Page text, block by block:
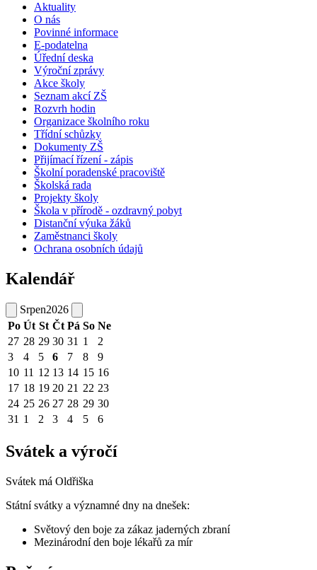
Aktuality
O nás
Povinné informace
E-podatelna
Úřední deska
Výroční zprávy
Akce školy
Seznam akcí ZŠ
Rozvrh hodin
Organizace školního roku
Třídní schůzky
Dokumenty ZŠ
Přijímací řízení - zápis
Školní poradenské pracoviště
Školská rada
Projekty školy
Škola v přírodě - ozdravný pobyt
Distanční výuka žáků
Zaměstnanci školy
Ochrana osobních údajů
Kalendář
Srpen2026
Po Út St Čt Pá So Ne
27 28 29 30 31 1
2
3
4 5 6 7 8
9
10 11 12 13 14 15 16
17 18 19 20 21 22 23
24 25 26 27 28 29 30
31 1 2 3 4 5 6
Svátek a výročí
Svátek má Oldřiška
Státní svátky a významné dny na dnešek:
Světový den boje za zákaz jaderných zbraní
Mezinárodní den boje lékařů za mír